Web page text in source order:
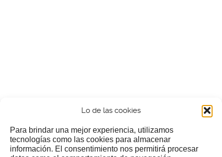
Lo de las cookies
Para brindar una mejor experiencia, utilizamos
tecnologías como las cookies para almacenar
información. El consentimiento nos permitirá procesar